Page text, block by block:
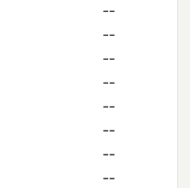
--
--
--
--
--
--
--
--